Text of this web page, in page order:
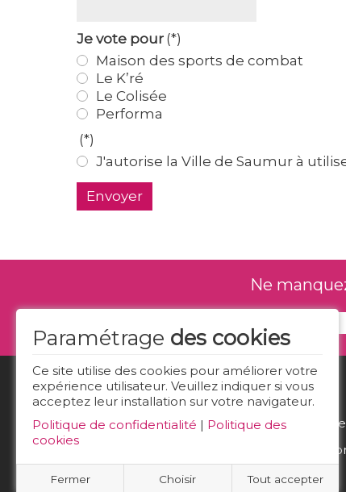
Je vote pour (*)
Maison des sports de combat
Le K’ré
Le Colisée
Performa
(*)
J'autorise la Ville de Saumur à
Envoyer
Paramétrage des cookies
Ce site utilise des cookies pour améliorer votre
expérience utilisateur. Veuillez indiquer si vous
acceptez leur installation sur votre navigateur.
Politique de confidentialité | Politique des
cookies
Fermer Choisir Tout accepter
Ne
Nous